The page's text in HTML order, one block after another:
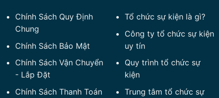
Chính Sách Quy Định
Chung
Chính Sách Bảo Mật
Chính Sách Vận Chuyển
- Lắp Đặt
Chính Sách Thanh Toán
Tổ chức sự kiện là gì?
Công ty tổ chức sự kiện
uy tín
Quy trình tổ chức sự
kiện
Trung tâm tổ chức sự